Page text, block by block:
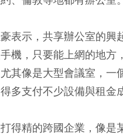
表示，共享辦公室的
機，只要能上網的地
其像是大型會議室，
多支付不少設備與租金
得精的跨國企業，像